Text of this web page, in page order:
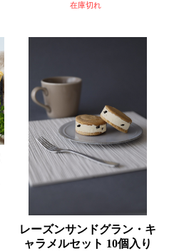
在庫切れ
レーズンサンドグラン・キ
ャラメルセット 10個入り